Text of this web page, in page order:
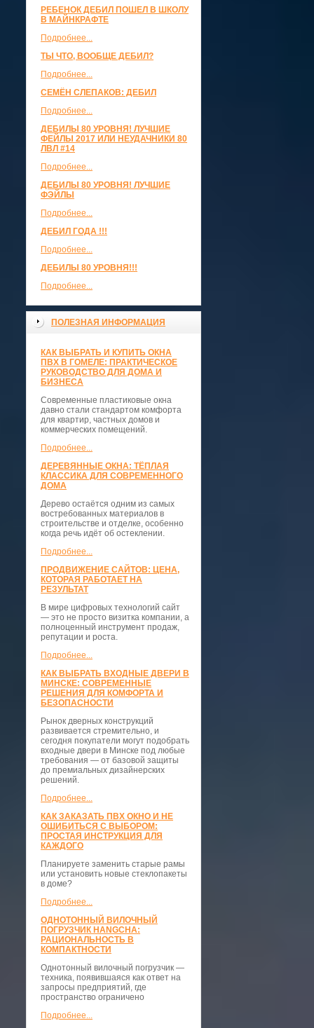
РЕБЕНОК ДЕБИЛ ПОШЕЛ В ШКОЛУ
В МАЙНКРАФТЕ
Подробнее...
ТЫ ЧТО, ВООБЩЕ ДЕБИЛ?
Подробнее...
СЕМЁН СЛЕПАКОВ: ДЕБИЛ
Подробнее...
ДЕБИЛЫ 80 УРОВНЯ! ЛУЧШИЕ
ФЕЙЛЫ 2017 ИЛИ НЕУДАЧНИКИ 80
ЛВЛ #14
Подробнее...
ДЕБИЛЫ 80 УРОВНЯ! ЛУЧШИЕ
ФЭЙЛЫ
Подробнее...
ДЕБИЛ ГОДА !!!
Подробнее...
ДЕБИЛЫ 80 УРОВНЯ!!!
Подробнее...
ПОЛЕЗНАЯ ИНФОРМАЦИЯ
КАК ВЫБРАТЬ И КУПИТЬ ОКНА
ПВХ В ГОМЕЛЕ: ПРАКТИЧЕСКОЕ
РУКОВОДСТВО ДЛЯ ДОМА И
БИЗНЕСА
Современные пластиковые окна
давно стали стандартом комфорта
для квартир, частных домов и
коммерческих помещений.
Подробнее...
ДЕРЕВЯННЫЕ ОКНА: ТЁПЛАЯ
КЛАССИКА ДЛЯ СОВРЕМЕННОГО
ДОМА
Дерево остаётся одним из самых
востребованных материалов в
строительстве и отделке, особенно
когда речь идёт об остеклении.
Подробнее...
ПРОДВИЖЕНИЕ САЙТОВ: ЦЕНА,
КОТОРАЯ РАБОТАЕТ НА
РЕЗУЛЬТАТ
В мире цифровых технологий сайт
— это не просто визитка компании, а
полноценный инструмент продаж,
репутации и роста.
Подробнее...
КАК ВЫБРАТЬ ВХОДНЫЕ ДВЕРИ В
МИНСКЕ: СОВРЕМЕННЫЕ
РЕШЕНИЯ ДЛЯ КОМФОРТА И
БЕЗОПАСНОСТИ
Рынок дверных конструкций
развивается стремительно, и
сегодня покупатели могут подобрать
входные двери в Минске под любые
требования — от базовой защиты
до премиальных дизайнерских
решений.
Подробнее...
КАК ЗАКАЗАТЬ ПВХ ОКНО И НЕ
ОШИБИТЬСЯ С ВЫБОРОМ:
ПРОСТАЯ ИНСТРУКЦИЯ ДЛЯ
КАЖДОГО
Планируете заменить старые рамы
или установить новые стеклопакеты
в доме?
Подробнее...
ОДНОТОННЫЙ ВИЛОЧНЫЙ
ПОГРУЗЧИК HANGCHA:
РАЦИОНАЛЬНОСТЬ В
КОМПАКТНОСТИ
​Однотонный вилочный погрузчик —
техника, появившаяся как ответ на
запросы предприятий, где
пространство ограничено
Подробнее...